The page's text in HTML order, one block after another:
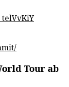
Tour ab